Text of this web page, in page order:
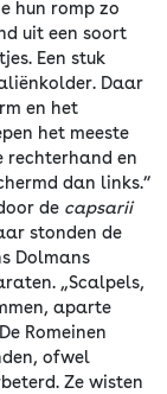
hun romp zo
uit een soort
Een stuk
Daar
en het
het meeste
rechterhand en
dan links.”
de capsarii
stonden de
Dolmans
„Scalpels,
aparte
Romeinen
ofwel
Ze wisten